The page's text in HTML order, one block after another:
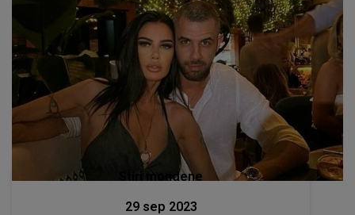
Stiri mondene
29 sep 2023